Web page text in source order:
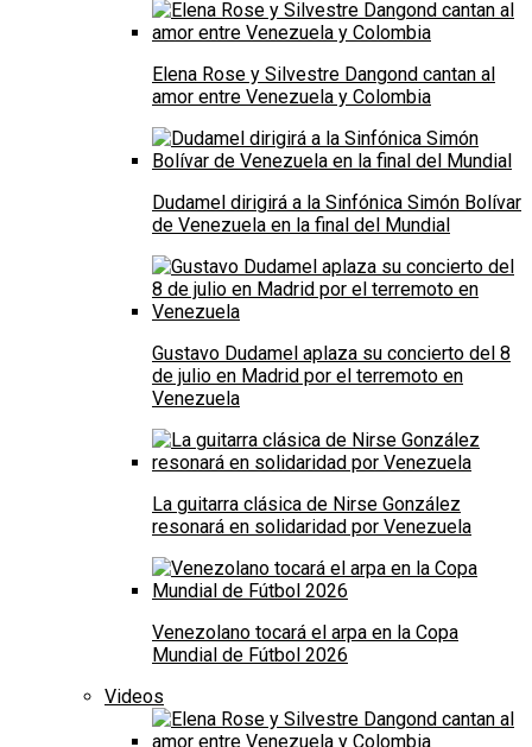
Elena Rose y Silvestre Dangond cantan al
amor entre Venezuela y Colombia
Dudamel dirigirá a la Sinfónica Simón Bolívar
de Venezuela en la final del Mundial
Gustavo Dudamel aplaza su concierto del 8
de julio en Madrid por el terremoto en
Venezuela
La guitarra clásica de Nirse González
resonará en solidaridad por Venezuela
Venezolano tocará el arpa en la Copa
Mundial de Fútbol 2026
Videos